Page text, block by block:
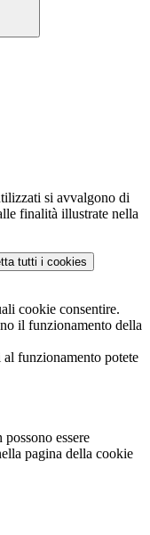
si avvalgono di
finalità illustrate nella
tutti i cookies
cookie consentire.
il funzionamento della
al funzionamento potete
essere
pagina della cookie